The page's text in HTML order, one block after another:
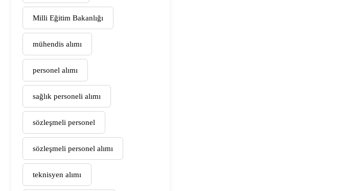
Milli Eğitim Bakanlığı
mühendis alımı
personel alımı
sağlık personeli alımı
sözleşmeli personel
sözleşmeli personel alımı
teknisyen alımı